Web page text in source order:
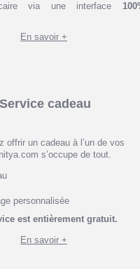
via une interface
En savoir +
Service cadeau
offrir un cadeau à l’un de vos
s’occupe de tout.
personnalisée
est entièrement gratuit.
En savoir +